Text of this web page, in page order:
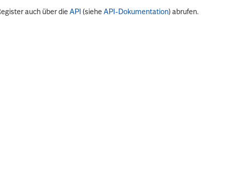
auch über dieAPI (sieheAPI-Dokumentation) abrufen.